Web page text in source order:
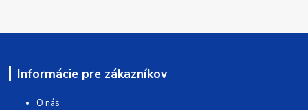
Informácie pre zákazníkov
O nás